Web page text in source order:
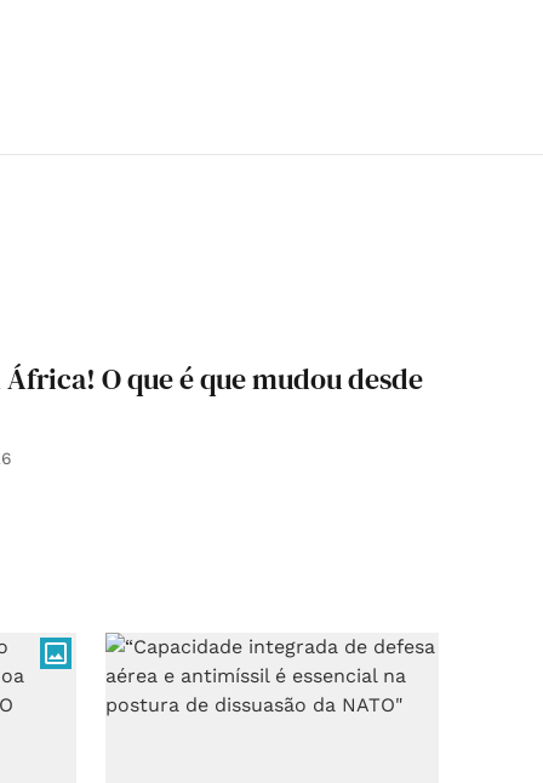
África! O que é que mudou desde